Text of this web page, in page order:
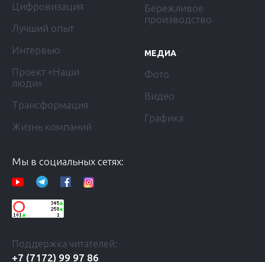
Цифровизация
Лучший опыт
Интервью
Проект «Наши
люди»
Трансформация
Жизнь компаний
Бережливое
производство
МЕДИА
Фото
Видео
Графика
Мы в социальных сетях:
Поддержка читателей:
+7 (7172) 99 97 86